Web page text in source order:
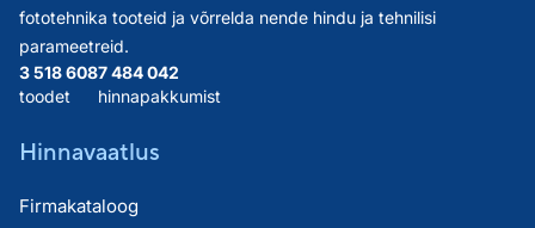
fototehnika tooteid ja võrrelda nende hindu ja tehnilisi
parameetreid.
3 518 608
toodet
7 484 042
hinnapakkumist
Hinnavaatlus
Firmakataloog